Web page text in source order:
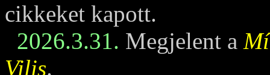
cikkeket kapott.
2026.3.31. Megjelent a
Vilis.